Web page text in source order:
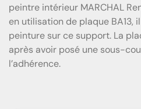
peintre intérieur MARCHAL
en utilisation de plaque BA13,
peinture sur ce support. La
après avoir posé une sous-
l’adhérence.